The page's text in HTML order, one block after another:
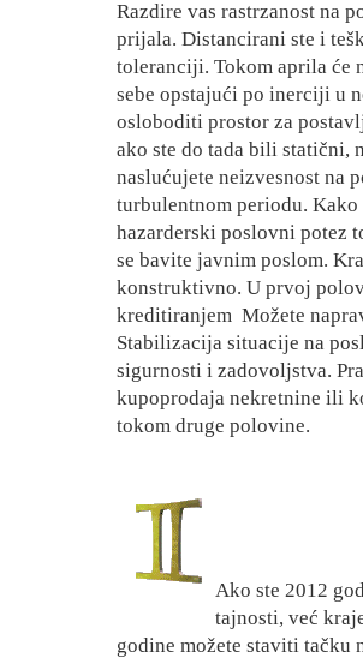
Razdire vas rastrzanost na
prijala. Distancirani ste i
toleranciji. Tokom aprila će
sebe opstajući po inerciji u
osloboditi prostor za
ako ste do tada bili statični,
naslućujete neizvesnost na
turbulentnom periodu.
hazarderski poslovni potez
se bavite javnim poslom.
konstruktivno. U prvoj
kreditiranjem Možete
Stabilizacija situacije na
sigurnosti i zadovoljstva.
kupoprodaja nekretnine ili
tokom druge polovine.
Ako ste 2012
tajnosti, već
godine možete staviti